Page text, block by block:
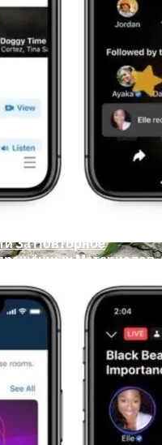
Показал Необычную
Новую Смертельную
IPad
За Повторное
Материалов